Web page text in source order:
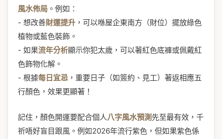
風水佈局 。例如：
- 想改善財運提升 ，可以喺屋企東南方（財位）擺放綠色
植物或藍色裝飾。
- 如果流年分析顯示你犯太歲，可以著紅色底褲或佩戴紅
色飾物化解。
- 根據每日宜忌 ，重要日子（如簽約、見工）著返相應五
行顏色，效果更顯著！
記住，顏色開運要配合個人八字風水預測 先至最有效，千
祈唔好盲目跟風。例如2026年流行紫色，但如果紫色係